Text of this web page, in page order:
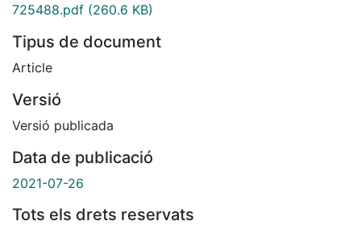
725488.pdf (260.6 KB)
Tipus de document
Article
Versió
Versió publicada
Data de publicació
2021-07-26
Tots els drets reservats